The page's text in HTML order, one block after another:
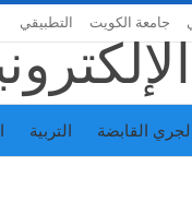
جامعة الكويت التطبيقي
القابضة التربية